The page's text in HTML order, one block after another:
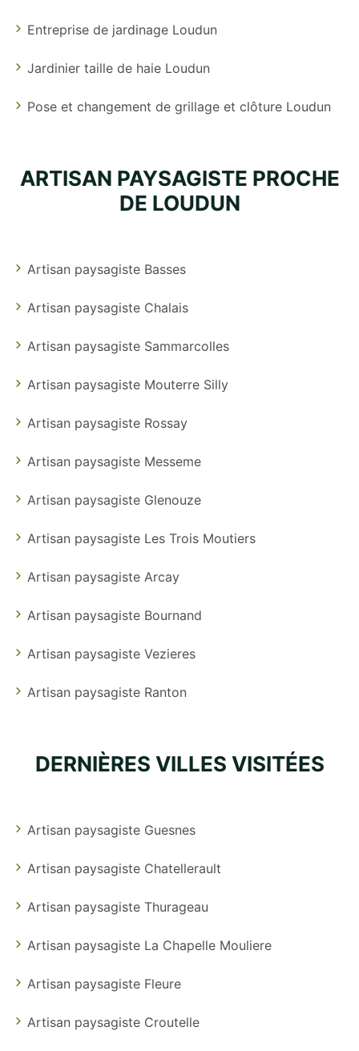
Entreprise de jardinage Loudun
Jardinier taille de haie Loudun
Pose et changement de grillage et clôture Loudun
ARTISAN PAYSAGISTE PROCHE
DE LOUDUN
Artisan paysagiste Basses
Artisan paysagiste Chalais
Artisan paysagiste Sammarcolles
Artisan paysagiste Mouterre Silly
Artisan paysagiste Rossay
Artisan paysagiste Messeme
Artisan paysagiste Glenouze
Artisan paysagiste Les Trois Moutiers
Artisan paysagiste Arcay
Artisan paysagiste Bournand
Artisan paysagiste Vezieres
Artisan paysagiste Ranton
DERNIÈRES VILLES VISITÉES
Artisan paysagiste Guesnes
Artisan paysagiste Chatellerault
Artisan paysagiste Thurageau
Artisan paysagiste La Chapelle Mouliere
Artisan paysagiste Fleure
Artisan paysagiste Croutelle